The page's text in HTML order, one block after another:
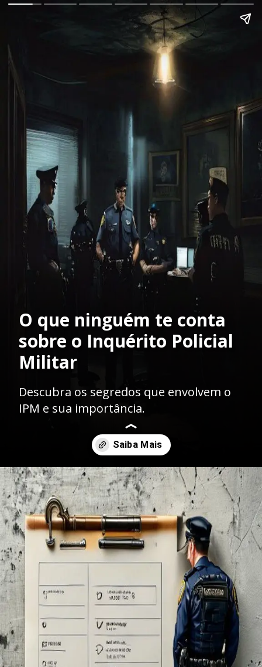
O que ninguém te conta
sobre o Inquérito Policial
Militar
Descubra os segredos que envolvem o
IPM e sua importância.
Openinghttps://ademilsoncs.adv.br/